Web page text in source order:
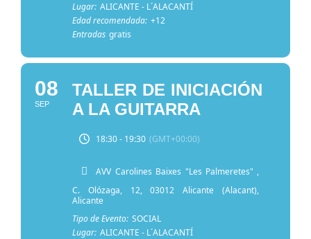
Lugar: ALICANTE - L´ALACANTÍ
Edad recomendada: +12
Entradas gratis
08
SEP
TALLER DE INICIACIÓN
A LA GUITARRA
18:30 - 19:30 (GMT+00:00)
AVV Carolines Baixes "Les Palmeretes" ,
C. Olózaga, 12, 03012 Alicante (Alacant),
Alicante
Tipo de Evento: SOCIAL
Lugar: ALICANTE - L´ALACANTÍ